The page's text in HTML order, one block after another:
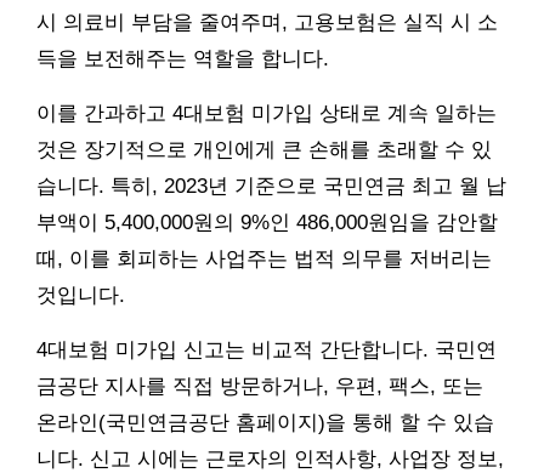
시 의료비 부담을 줄여주며, 고용보험은 실직 시 소
득을 보전해주는 역할을 합니다.
이를 간과하고 4대보험 미가입 상태로 계속 일하는
것은 장기적으로 개인에게 큰 손해를 초래할 수 있
습니다. 특히, 2023년 기준으로 국민연금 최고 월 납
부액이 5,400,000원의 9%인 486,000원임을 감안할
때, 이를 회피하는 사업주는 법적 의무를 저버리는
것입니다.
4대보험 미가입 신고는 비교적 간단합니다. 국민연
금공단 지사를 직접 방문하거나, 우편, 팩스, 또는
온라인(국민연금공단 홈페이지)을 통해 할 수 있습
니다. 신고 시에는 근로자의 인적사항, 사업장 정보,